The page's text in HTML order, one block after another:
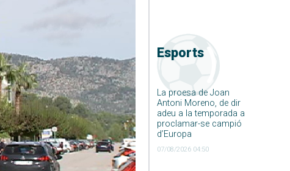
Esports
La proesa de Joan
Antoni Moreno, de dir
adeu a la temporada a
proclamar-se campió
d’Europa
07/08/2026 04:50